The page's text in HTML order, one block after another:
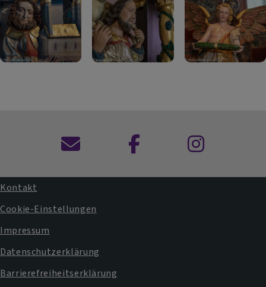
KontaktformularDekanat
Dekanat
Fußbereichsmenü
Kontakt
Cookie-Einstellungen
Impressum
Datenschutzerklärung
Barrierefreiheitserklärung